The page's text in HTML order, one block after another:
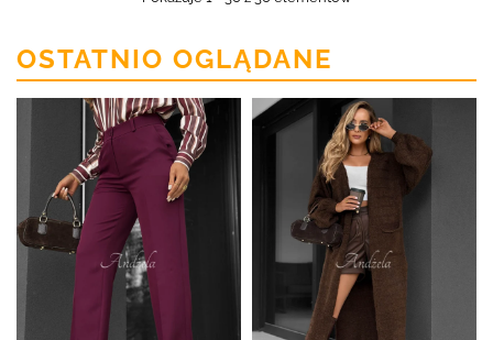
OSTATNIO OGLĄDANE